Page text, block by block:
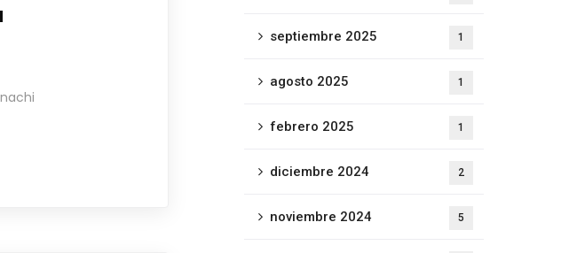
septiembre 2025 1
agosto 2025 1
febrero 2025 1
diciembre 2024 2
noviembre 2024 5